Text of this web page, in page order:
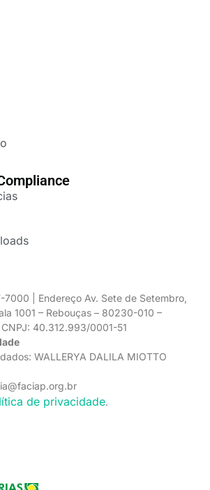
| Endereço Av. Sete de Setembro,
1001 – Rebouças – 80230-010 –
40.312.993/0001-51
WALLERYA DALILA MIOTTO
de privacidade.